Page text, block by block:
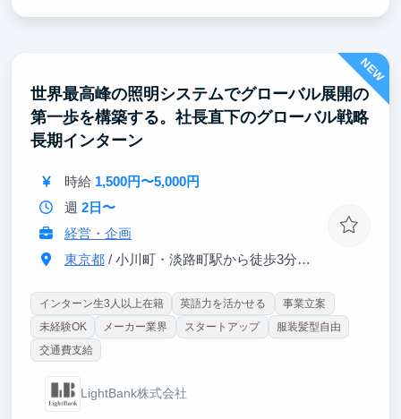
・スタートアップの働き方、意思決定の速さの体感
・急成長していく会社の中身がどうなっていくのかの
体験
NEW
世界最高峰の照明システムでグローバル展開の
第一歩を構築する。社長直下のグローバル戦略
長期インターン
時給 1,500円〜5,000円
週 2日〜
経営・企画
東京都/ 小川町・淡路町駅から徒歩3分、JR御茶ノ水駅から徒歩5分
インターン生3人以上在籍 英語力を活かせる
事業立案
未経験OK
メーカー業界 スタートアップ
服装髪型自由
交通費支給
LightBank株式会社